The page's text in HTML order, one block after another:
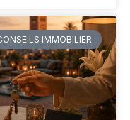
IMMOBILIER